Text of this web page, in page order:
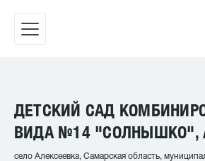
ДЕТСКИЙ САД
ВИДА №14 "СОЛНЫШКО",
село Алексеевка, Самарская область,